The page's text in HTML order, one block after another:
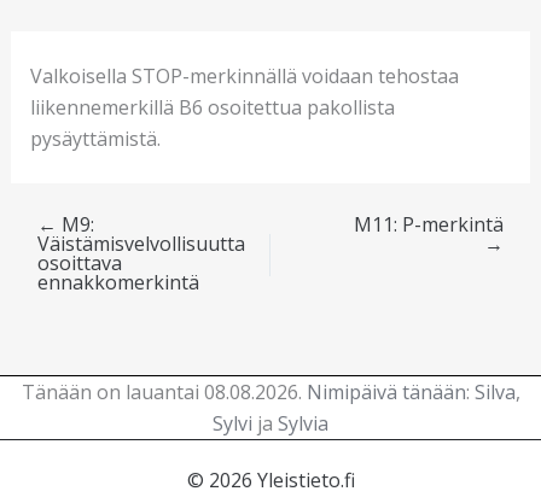
Valkoisella STOP-merkinnällä voidaan tehostaa
liikennemerkillä B6 osoitettua pakollista
pysäyttämistä.
← M9:
Väistämisvelvollisuutta
osoittava
ennakkomerkintä
M11: P-merkintä
→
Tänään on lauantai 08.08.2026. Nimipäivä tänään: Silva,
Sylvi ja Sylvia
© 2026 Yleistieto.fi